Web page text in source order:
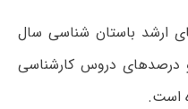
ارشد باستان‌ شناسی سال
و درصدهای دروس کارشناسی
است.